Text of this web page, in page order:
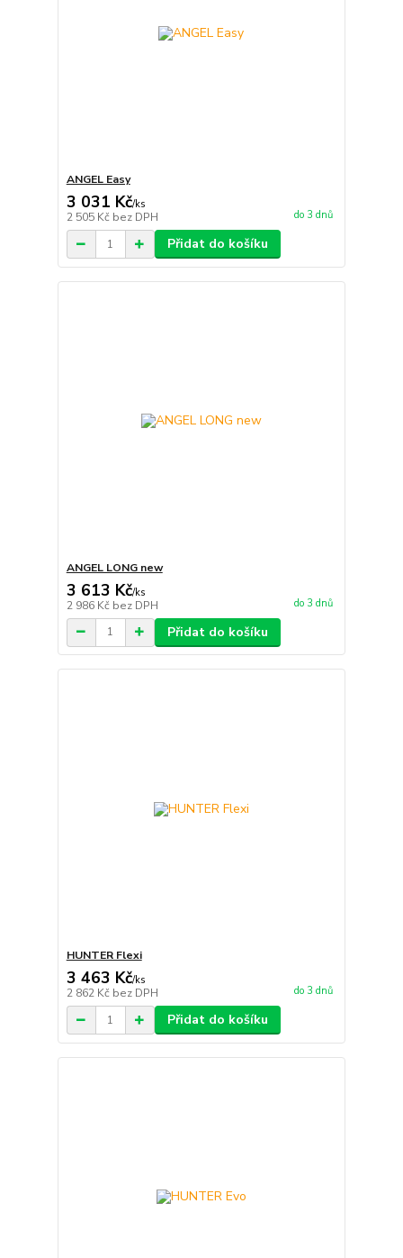
ANGEL Easy
3 031 Kč/ks
2 505 Kč bez DPH do 3 dnů
Přidat do košíku
ANGEL LONG new
3 613 Kč/ks
2 986 Kč bez DPH do 3 dnů
Přidat do košíku
HUNTER Flexi
3 463 Kč/ks
2 862 Kč bez DPH do 3 dnů
Přidat do košíku